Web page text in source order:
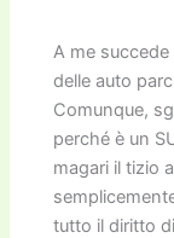
A me
delle auto
Comunque,
perché è un
magari il tizio
tutto il diritto